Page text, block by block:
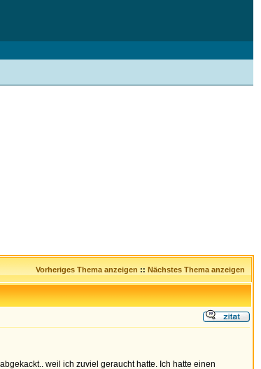
Vorheriges Thema anzeigen :: Nächstes Thema anzeigen
weil ich zuviel geraucht hatte. Ich hatte einen